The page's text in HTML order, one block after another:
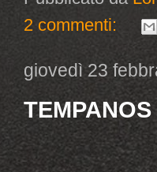
2 commenti:
giovedì 23
TEMPANOS